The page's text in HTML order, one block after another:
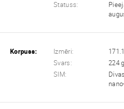
Statuss:
Korpuss: Izmēri:
Svars:
224 g
SIM: